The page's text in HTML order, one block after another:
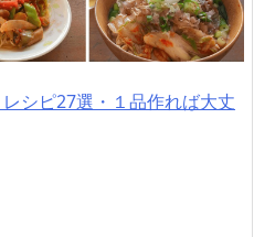
シピ27選・１品作れば大丈